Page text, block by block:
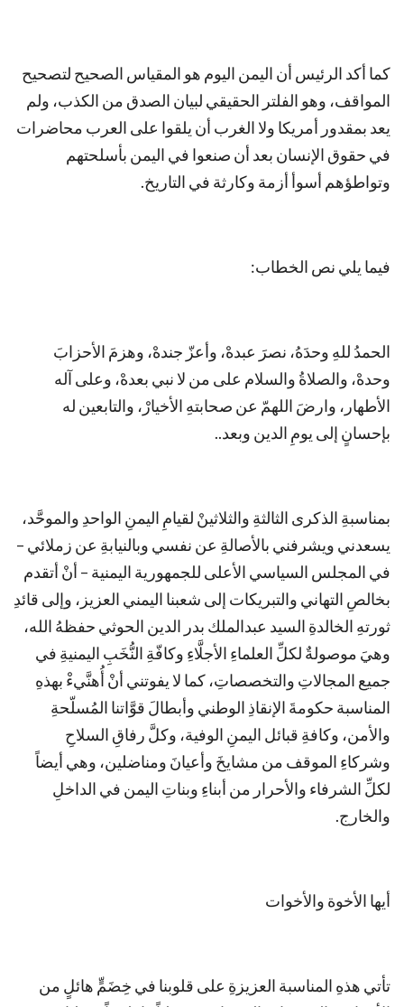
كما أكد الرئيس أن اليمن اليوم هو المقياس الصحيح لتصحيح
المواقف، وهو الفلتر الحقيقي لبيان الصدق من الكذب، ولم
يعد بمقدور أمريكا ولا الغرب أن يلقوا على العرب محاضرات
في حقوق الإنسان بعد أن صنعوا في اليمن بأسلحتهم
وتواطؤهم أسوأ أزمة وكارثة في التاريخ.
فيما يلي نص الخطاب:
الحمدُ للهِ وحدَهُ، نصرَ عبدهْ، وأعزّ جندهْ، وهزمَ الأحزابَ
وحدهْ، والصلاةُ والسلام على من لا نبي بعدهْ، وعلى آله
الأطهار، وارضَ اللهمّ عن صحابتهِ الأخيارْ، والتابعين له
بإحسانٍ إلى يومِ الدين وبعد..
بمناسبةِ الذكرى الثالثةِ والثلاثينْ لقيامِ اليمنِ الواحدِ والموحَّد،
يسعدني ويشرفني بالأصالةِ عن نفسي وبالنيابةِ عن زملائي –
في المجلس السياسي الأعلى للجمهورية اليمنية – أنْ أتقدم
بخالصِ التهاني والتبريكات إلى شعبنا اليمني العزيز، وإلى قائدِ
ثورتهِ الخالدةِ السيد عبدالملك بدر الدين الحوثي حفظهُ الله،
وهيَ موصولةٌ لكلِّ العلماءِ الأجلَّاءِ وكافّةِ النُّخَبِ اليمنيةِ في
جميع المجالاتِ والتخصصاتِ، كما لا يفوتني أنْ أُهنَّيءْ بهذهِ
المناسبة حكومةَ الإنقاذِ الوطني وأبطالَ قوَّاتنا المُسلّحةِ
والأمن، وكافةِ قبائل اليمنِ الوفية، وكلَّ رفاقِ السلاحِ
وشركاءِ الموقف من مشايخَ وأعيانَ ومناضلين، وهي أيضاً
لكلِّ الشرفاء والأحرار من أبناءِ وبناتِ اليمن في الداخلِ
والخارج.
أيها الأخوة والأخوات
تأتي هذهِ المناسبة العزيزةِ على قلوبنا في خِضَمٍّ هائلٍ من